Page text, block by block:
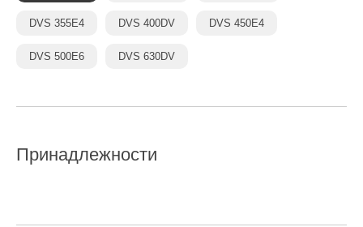
DVS 355E4 DVS 400DV DVS 450E4
DVS 500E6 DVS 630DV
Принадлежности